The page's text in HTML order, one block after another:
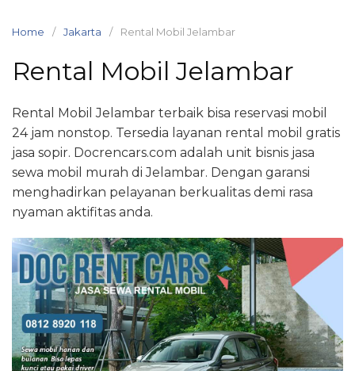
Home Jakarta Rental Mobil Jelambar
Rental Mobil Jelambar
Rental Mobil Jelambar terbaik bisa reservasi mobil
24 jam nonstop. Tersedia layanan rental mobil gratis
jasa sopir. Docrencars.com adalah unit bisnis jasa
sewa mobil murah di Jelambar. Dengan garansi
menghadirkan pelayanan berkualitas demi rasa
nyaman aktifitas anda.